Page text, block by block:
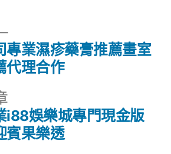
一
篇
i88娛樂城專門現金版
賓果樂透
下
一
篇
專業濕疹藥膏推薦畫室
代理合作